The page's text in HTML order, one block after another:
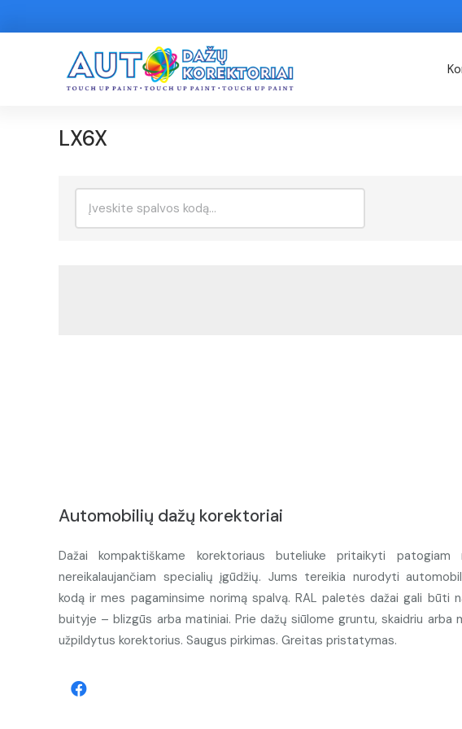
LX6X
Automobilių dažų korektoriai
Dažai kompaktiškame korektoriaus buteliuke pritaikyti patogiam
nereikalaujančiam specialių įgūdžių. Jums tereikia nurodyti
kodą ir mes pagaminsime norimą spalvą. RAL paletės dažai gali būti
buityje – blizgūs arba matiniai. Prie dažų siūlome gruntu, skaidriu arba
užpildytus korektorius. Saugus pirkimas. Greitas pristatymas.